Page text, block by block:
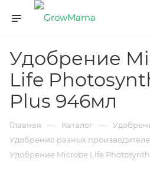
Удобрение
Life
Plus 946мл
Главная — Каталог —
Удобрения разных
Удобрение Microbe Life